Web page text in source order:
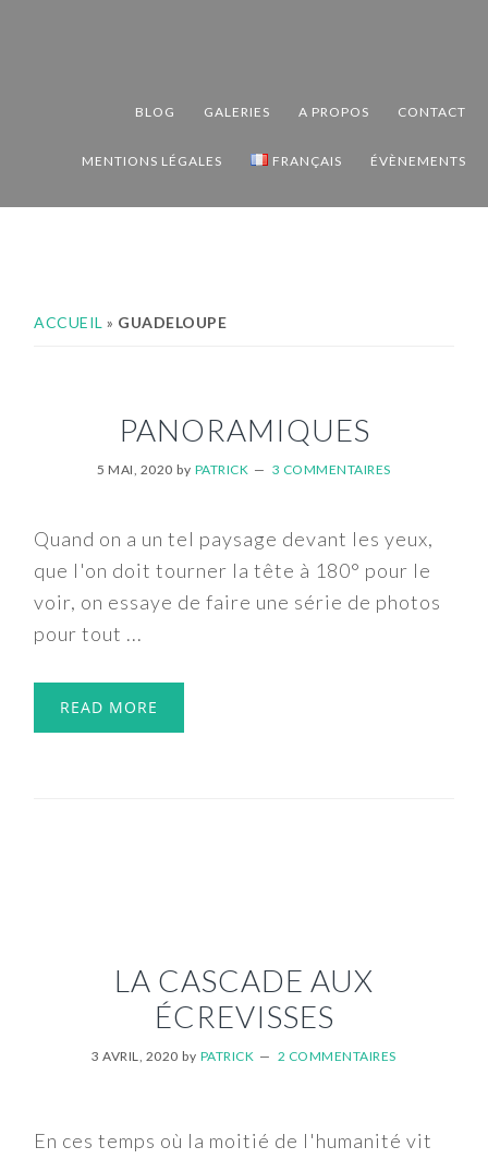
BLOG GALERIES A PROPOS CONTACT
MENTIONS LÉGALES FRANÇAIS ÉVÈNEMENTS
ACCUEIL » GUADELOUPE
PANORAMIQUES
5 MAI, 2020 by PATRICK 3 COMMENTAIRES
Quand on a un tel paysage devant les yeux,
que l'on doit tourner la tête à 180° pour le
voir, on essaye de faire une série de photos
pour tout ...
READ MORE
LA CASCADE AUX
ÉCREVISSES
3 AVRIL, 2020 by PATRICK 2 COMMENTAIRES
En ces temps où la moitié de l'humanité vit